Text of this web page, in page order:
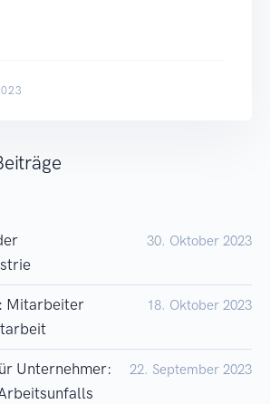
30. Oktober 2023
Mitarbeiter
18. Oktober 2023
Unternehmer:
22. September 2023